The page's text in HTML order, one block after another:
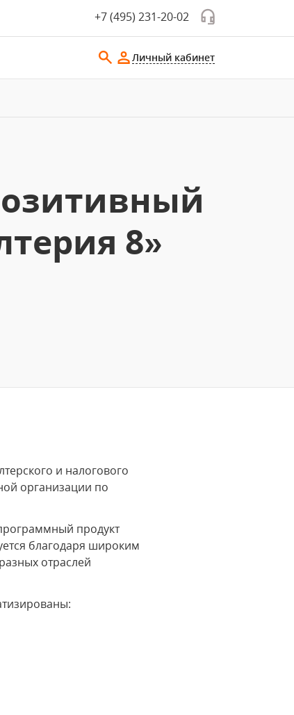
+7 (495) 231-20-02
Личный кабинет
8»
и налогового
организации по
продукт
благодаря широким
отраслей